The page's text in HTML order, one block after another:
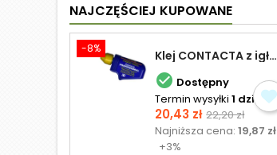
NAJCZĘŚCIEJ KUPOWANE
-8% Klej CONTACTA z igłą do plastiku 25,0 g
 Dostępny
Termin wysyłki 1 dzień
Cena
20,43 zł Cena
podstawowa
22,20 zł
Najniższa cena:19,87 zł
+3%